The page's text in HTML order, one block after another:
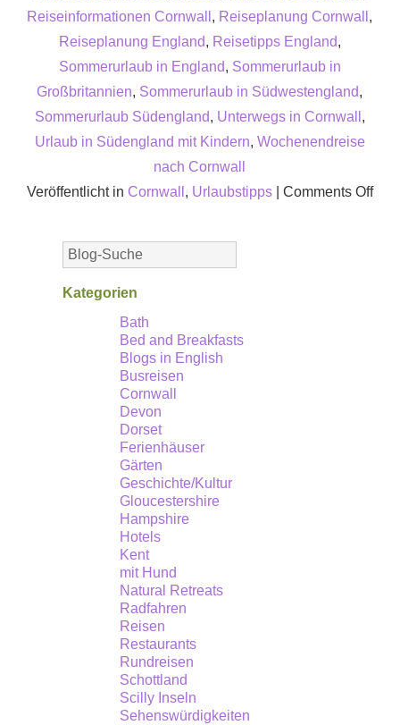
Reiseinformationen Cornwall , Reiseplanung Cornwall ,
Reiseplanung England, Reisetipps England,
Sommerurlaub in England, Sommerurlaub in
Großbritannien, Sommerurlaub in Südwestengland,
Sommerurlaub Südengland, Unterwegs in Cornwall ,
Urlaub in Südengland mit Kindern, Wochenendreise
nach Cornwall
Veröffentlicht in Cornwall , Urlaubstipps| Comments Offon
Kategorien
Bath
Bed and Breakfasts
Blogs in English
Busreisen
Cornwall
Devon
Dorset
Ferienhäuser
Gärten
Geschichte/Kultur
Gloucestershire
Hampshire
Hotels
Kent
mit Hund
Natural Retreats
Radfahren
Reisen
Restaurants
Rundreisen
Schottland
Scilly Inseln
Sehenswürdigkeiten